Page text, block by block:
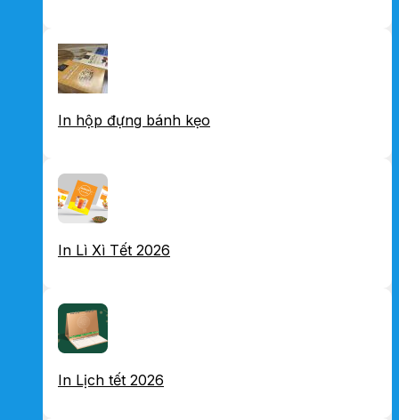
In hộp đựng bánh kẹo
In Lì Xì Tết 2026
In Lịch tết 2026